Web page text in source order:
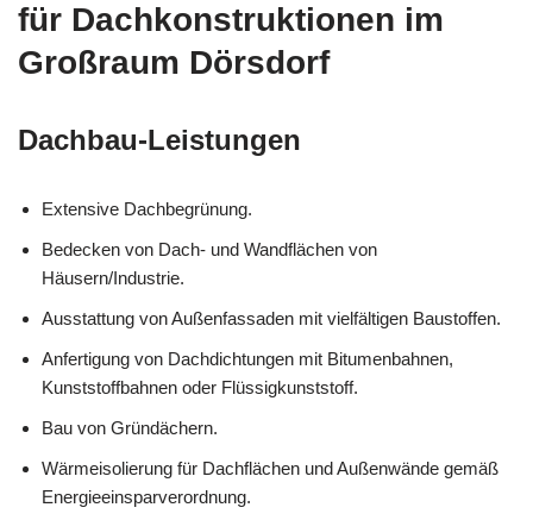
für Dachkonstruktionen im
Großraum Dörsdorf
Dachbau-Leistungen
Extensive Dachbegrünung.
Bedecken von Dach- und Wandflächen von
Häusern/Industrie.
Ausstattung von Außenfassaden mit vielfältigen Baustoffen.
Anfertigung von Dachdichtungen mit Bitumenbahnen,
Kunststoffbahnen oder Flüssigkunststoff.
Bau von Gründächern.
Wärmeisolierung für Dachflächen und Außenwände gemäß
Energieeinsparverordnung.